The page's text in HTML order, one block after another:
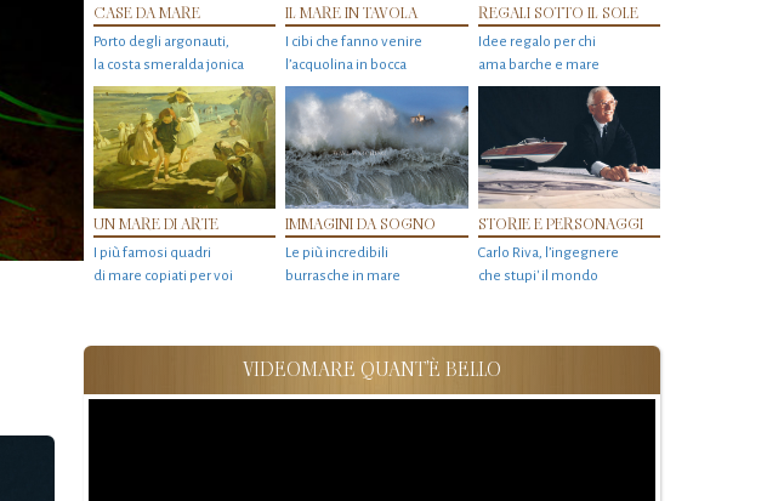
CASE DA MARE
Porto degli argonauti,
la costa smeralda jonica
IL MARE IN TAVOLA
I cibi che fanno venire
l’acquolina in bocca
REGALI SOTTO IL SOLE
Idee regalo per chi
ama barche e mare
UN MARE DI ARTE
I più famosi quadri
di mare copiati per voi
IMMAGINI DA SOGNO
Le più incredibili
burrasche in mare
STORIE E PERSONAGGI
Carlo Riva, l’ingegnere
che stupi' il mondo
VIDEOMARE QUANT'È BELLO